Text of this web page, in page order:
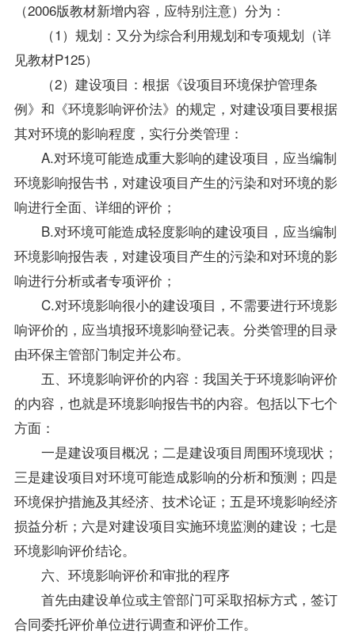
（2006版教材新增内容，应特别注意）分为：
（1）规划：又分为综合利用规划和专项规划（详
见教材P125）
（2）建设项目：根据《设项目环境保护管理条
例》和《环境影响评价法》的规定，对建设项目要根据
其对环境的影响程度，实行分类管理：
A.对环境可能造成重大影响的建设项目，应当编制
环境影响报告书，对建设项目产生的污染和对环境的影
响进行全面、详细的评价；
B.对环境可能造成轻度影响的建设项目，应当编制
环境影响报告表，对建设项目产生的污染和对环境的影
响进行分析或者专项评价；
C.对环境影响很小的建设项目，不需要进行环境影
响评价的，应当填报环境影响登记表。分类管理的目录
由环保主管部门制定并公布。
五、环境影响评价的内容：我国关于环境影响评价
的内容，也就是环境影响报告书的内容。包括以下七个
方面：
一是建设项目概况；二是建设项目周围环境现状；
三是建设项目对环境可能造成影响的分析和预测；四是
环境保护措施及其经济、技术论证；五是环境影响经济
损益分析；六是对建设项目实施环境监测的建设；七是
环境影响评价结论。
六、环境影响评价和审批的程序
首先由建设单位或主管部门可采取招标方式，签订
合同委托评价单位进行调查和评价工作。